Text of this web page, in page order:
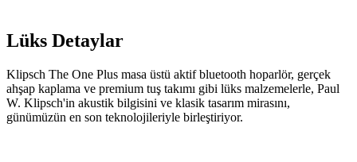
Lüks Detaylar
Klipsch The One Plus masa üstü aktif bluetooth hoparlör, gerçek
ahşap kaplama ve premium tuş takımı gibi lüks malzemelerle, Paul
W. Klipsch'in akustik bilgisini ve klasik tasarım mirasını,
günümüzün en son teknolojileriyle birleştiriyor.